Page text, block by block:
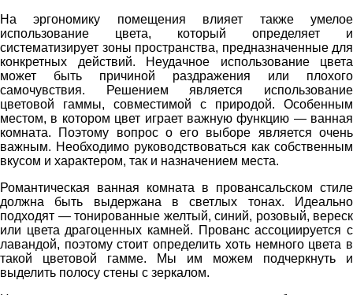
На эргономику помещения влияет также умелое
использование цвета, который определяет и
систематизирует зоны пространства, предназначенные для
конкретных действий. Неудачное использование цвета
может быть причиной раздражения или плохого
самочувствия. Решением является использование
цветовой гаммы, совместимой с природой. Особенным
местом, в котором цвет играет важную функцию — ванная
комната. Поэтому вопрос о его выборе является очень
важным. Необходимо руководствоваться как собственным
вкусом и характером, так и назначением места.
Романтическая ванная комната в провансальском стиле
должна быть выдержана в светлых тонах. Идеально
подходят — тонированные желтый, синий, розовый, вереск
или цвета драгоценных камней. Прованс ассоциируется с
лавандой, поэтому стоит определить хоть немного цвета в
такой цветовой гамме. Мы им можем подчеркнуть и
выделить полосу стены с зеркалом.